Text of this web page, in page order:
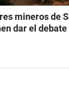
mineros de
dar el